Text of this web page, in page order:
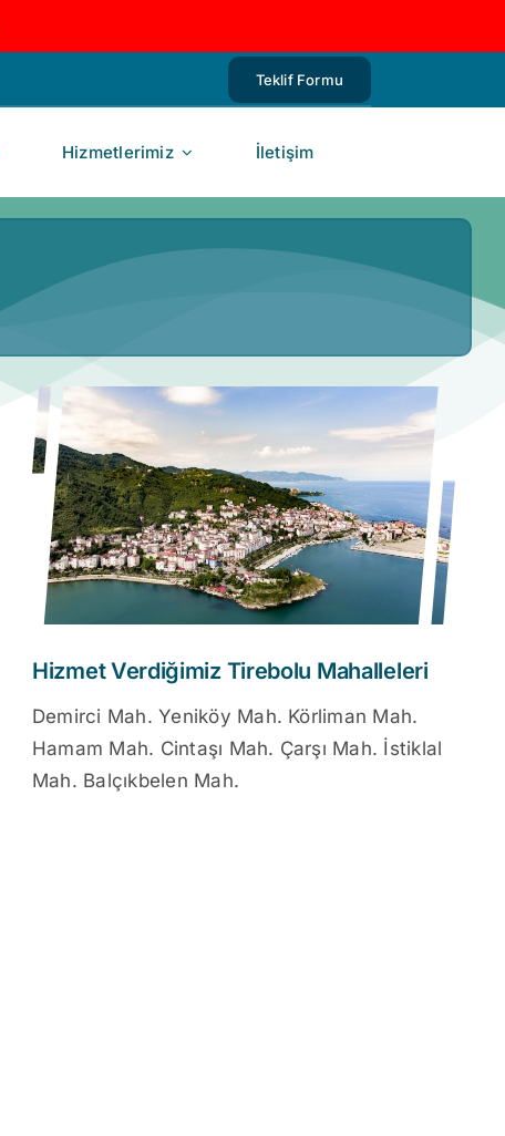
Teklif Formu
Hizmetlerimiz İletişim
Hizmet Verdiğimiz Tirebolu Mahalleleri
Demirci Mah. Yeniköy Mah. Körliman Mah.
Hamam Mah. Cintaşı Mah. Çarşı Mah. İstiklal
Mah. Balçıkbelen Mah.